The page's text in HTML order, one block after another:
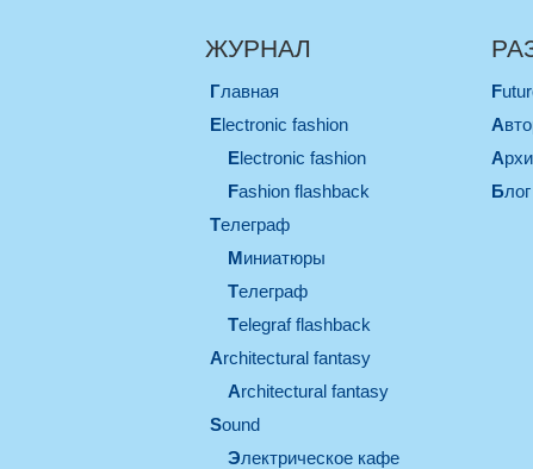
ЖУРНАЛ
Главная
electronic fashion
electronic fashion
Fashion flashback
телеграф
миниатюры
телеграф
Telegraf flashback
architectural fantasy
architectural fantasy
sound
электрическое кафе
Блог